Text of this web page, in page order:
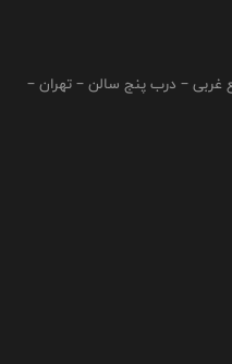
غربی – درب پنج سالن – تهران –